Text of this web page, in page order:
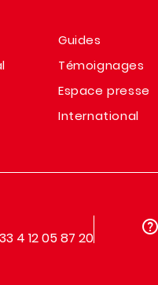
Guides
Témoignages
Espace presse
International
4 12 05 87 20